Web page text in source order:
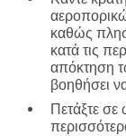
καθώς
κατά τις
απόκτηση
βοηθήσει
Πετάξτε σε